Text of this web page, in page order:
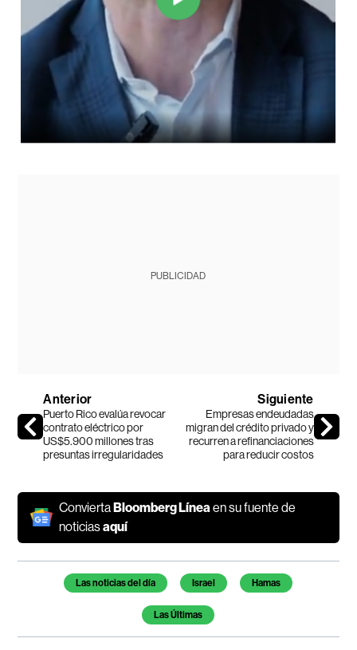
PUBLICIDAD
Anterior
Puerto Rico evalúa revocar
contrato eléctrico por
US$5.900 millones tras
presuntas irregularidades
Siguiente
Empresas endeudadas
migran del crédito privado y
recurren a refinanciaciones
para reducir costos
ConviertaBloomberg Línea en su fuente de
noticiasaquí
Temas de este artículo
Las noticias del día Israel Hamas
Las Últimas